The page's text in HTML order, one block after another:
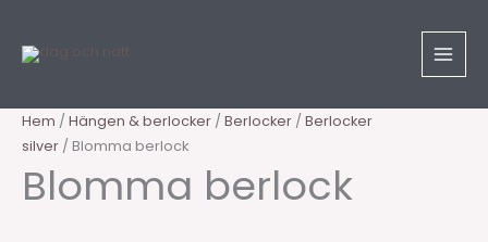
innehåll
Hem / Hängen & berlocker / Berlocker / Berlocker
silver / Blomma berlock
Blomma berlock
mängd